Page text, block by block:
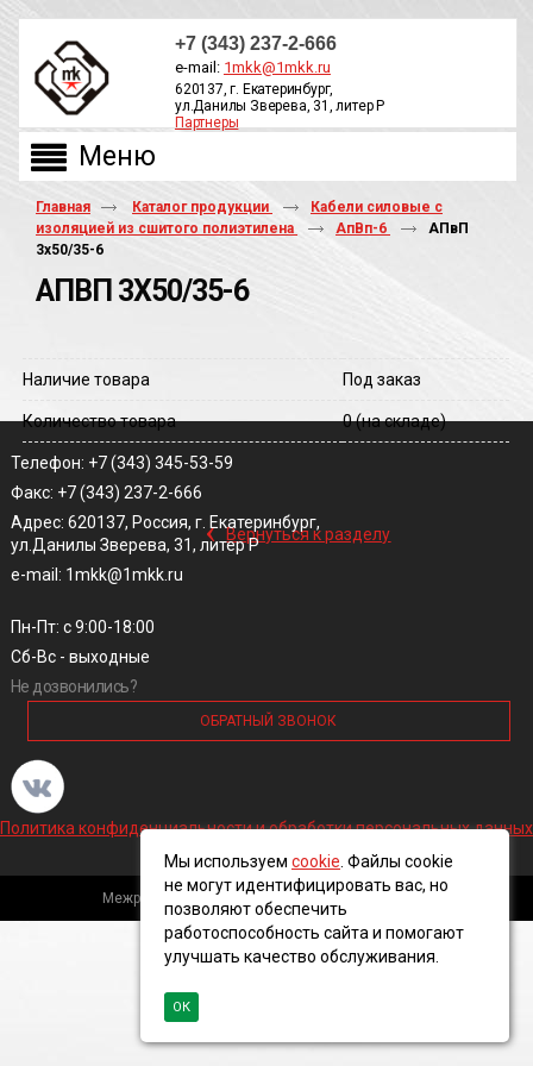
+7 (343) 237-2-666
e-mail: 1mkk@1mkk.ru
620137, г. Екатеринбург,
ул.Данилы Зверева, 31, литер Р
Партнеры
Главная Каталог продукции
Кабели силовые с
изоляцией из сшитого полиэтилена
АпВп-6
АПвП
3х50/35-6
АПВП 3Х50/35-6
Наличие товара Под заказ
Количество товара 0(на складе)
‹ Вернуться к разделу
Телефон: +7 (343) 345-53-59
Факс: +7 (343) 237-2-666
Адрес: 620137, Россия, г. Екатеринбург,
ул.Данилы Зверева, 31, литер Р
e-mail: 1mkk@1mkk.ru
Пн-Пт: с 9:00-18:00
Сб-Вс - выходные
Не дозвонились?
ОБРАТНЫЙ ЗВОНОК
Политика конфиденциальности и обработки персональных данных
Межрегиональная кабельная компания, 2016 ©
Мы используем cookie . Файлы cookie
не могут идентифицировать вас, но
позволяют обеспечить
работоспособность сайта и помогают
улучшать качество обслуживания.
ОК